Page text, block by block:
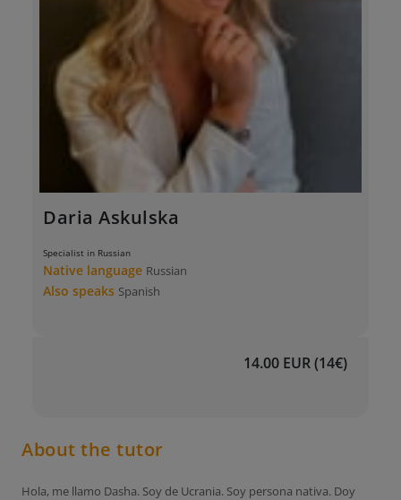
Daria Askulska
Specialist in Russian
Native language Russian
Also speaks Spanish
14.00 EUR (14€)
About the tutor
Hola, me llamo Dasha. Soy de Ucrania. Soy persona nativa. Doy